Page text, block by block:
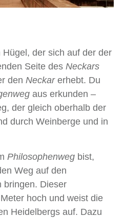
Hügel, der sich auf der der
Seite des Neckars
den Neckarerhebt. Du
aus erkunden –
der gleich oberhalb der
durch Weinberge und in
Philosophenweg bist,
Weg auf den
bringen. Dieser
hoch und weist die
Heidelbergs auf. Dazu